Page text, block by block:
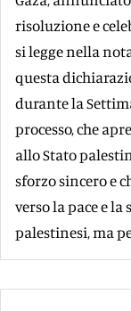
risoluzione e
si legge nella
questa
durante la
processo, che
allo Stato
sforzo sincero e
verso la pace e
palestinesi, ma